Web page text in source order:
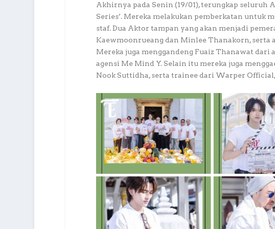
Akhirnya pada Senin (19/01), terungkap seluruh
Series’. Mereka melakukan pemberkatan untuk
staf. Dua Aktor tampan yang akan menjadi
Kaewmoonrueang dan Minlee Thanakorn, serta
Mereka juga menggandeng Fuaiz Thanawat dari
agensi Me Mind Y. Selain itu mereka juga
Nook Suttidha, serta trainee dari Warper